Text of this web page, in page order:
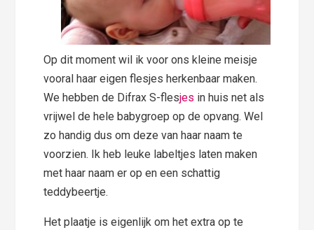
Op dit moment wil ik voor ons kleine meisje
vooral haar eigen flesjes herkenbaar maken.
We hebben de Difrax S-flesjes in huis net als
vrijwel de hele babygroep op de opvang. Wel
zo handig dus om deze van haar naam te
voorzien. Ik heb leuke labeltjes laten maken
met haar naam er op en een schattig
teddybeertje.
Het plaatje is eigenlijk om het extra op te